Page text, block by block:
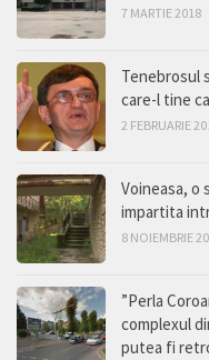
7 MARTIE 2018
Tenebrosul
care-l tine
2 FEBRUARIE
Voineasa, o
impartita
8 NOIEMBRIE
”Perla
complexul
putea fi